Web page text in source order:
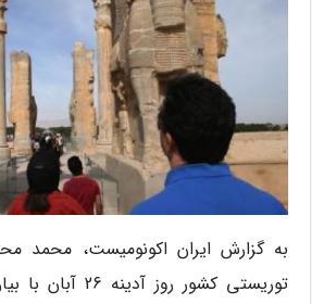
به گزارش ایران اکونومیست، محمد
توریستی کشور روز